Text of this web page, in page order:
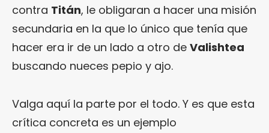
contra Titán, le obligaran a hacer una misión
secundaria en la que lo único que tenía que
hacer era ir de un lado a otro de Valishtea
buscando nueces pepio y ajo.
Valga aquí la parte por el todo. Y es que esta
crítica concreta es un ejemplo